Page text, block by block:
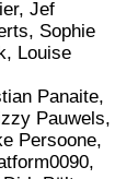
Jef
Sophie
Louise
Panaite,
Pauwels,
Persoone,